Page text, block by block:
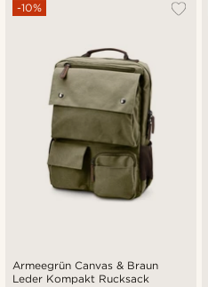
Armeegrün Canvas & Braun
Leder Kompakt Rucksack
-10%